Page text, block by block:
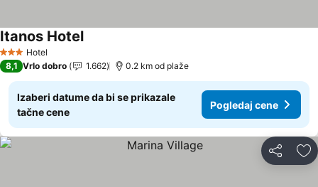
3 Zvezdice
Hotel
Itanos Hotel
8,1 Vrlo dobro 1.662 0.2 km od plaže
Izaberi datume da bi se prikazale
tačne cene
Pogledaj cene
Deli